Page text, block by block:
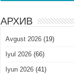
АРХИВ
Avgust 2026(19)
Iyul 2026(66)
Iyun 2026(41)